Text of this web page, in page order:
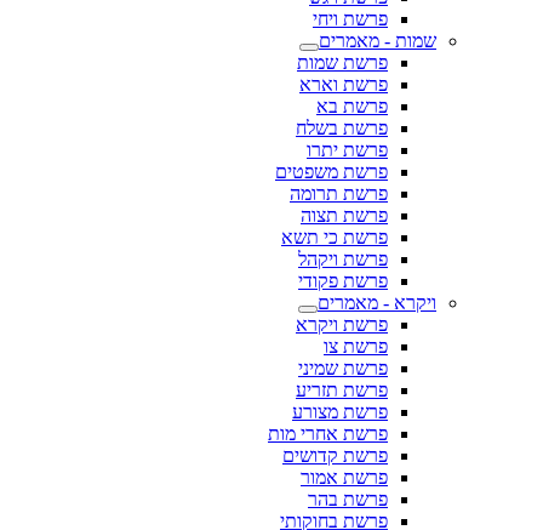
פרשת ויחי
שמות - מאמרים
פרשת שמות
פרשת וארא
פרשת בא
פרשת בשלח
פרשת יתרו
פרשת משפטים
פרשת תרומה
פרשת תצוה
פרשת כי תשא
פרשת ויקהל
פרשת פקודי
ויקרא - מאמרים
פרשת ויקרא
פרשת צו
פרשת שמיני
פרשת תזריע
פרשת מצורע
פרשת אחרי מות
פרשת קדושים
פרשת אמור
פרשת בהר
פרשת בחוקותי